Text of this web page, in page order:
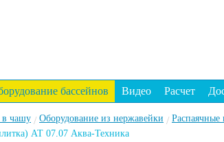
бассейнов Видео Расчет
в чашу / Оборудование из нержавейки / Распаячные
АТ 07.07 Аква-Техника